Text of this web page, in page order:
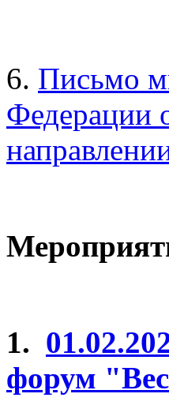
6. Письмо
Федерации
1.
форум